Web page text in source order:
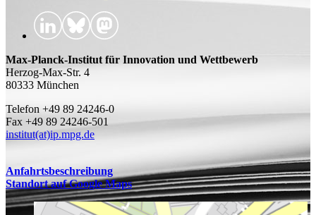
Max-Planck-Institut für Innovation und Wettbewerb
Herzog-Max-Str. 4
80333 München
Telefon +49 89 24246-0
Fax +49 89 24246-501
institut(at)ip.mpg.de
Anfahrtsbeschreibung
Standort auf Google Maps